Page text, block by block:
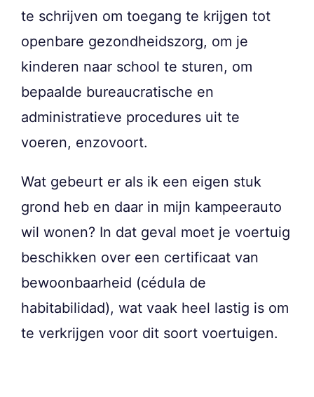
te schrijven om toegang te krijgen tot
openbare gezondheidszorg, om je
kinderen naar school te sturen, om
bepaalde bureaucratische en
administratieve procedures uit te
voeren, enzovoort.
Wat gebeurt er als ik een eigen stuk
grond heb en daar in mijn kampeerauto
wil wonen? In dat geval moet je voertuig
beschikken over een certificaat van
bewoonbaarheid (cédula de
habitabilidad), wat vaak heel lastig is om
te verkrijgen voor dit soort voertuigen.